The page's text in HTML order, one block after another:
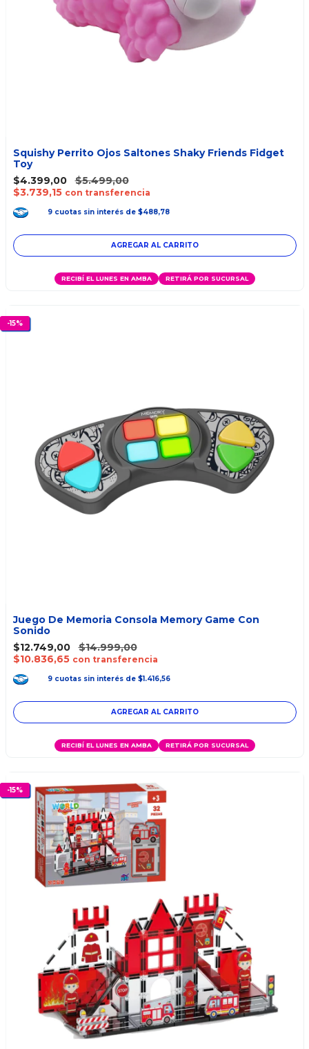
Squishy Perrito Ojos Saltones Shaky Friends Fidget
Toy
$4.399,00
$5.499,00
$3.739,15 con transferencia
9 cuotas sin interés de $488,78
RECIBÍ EL LUNES EN AMBA RETIRÁ POR SUCURSAL
-15%
Juego De Memoria Consola Memory Game Con
Sonido
$12.749,00
$14.999,00
$10.836,65 con transferencia
9 cuotas sin interés de $1.416,56
RECIBÍ EL LUNES EN AMBA RETIRÁ POR SUCURSAL
-15%